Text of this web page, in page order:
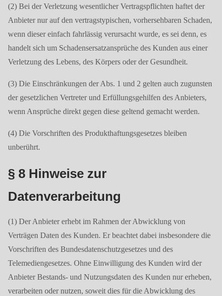
(2) Bei der Verletzung wesentlicher Vertragspflichten haftet der
Anbieter nur auf den vertragstypischen, vorhersehbaren Schaden,
wenn dieser einfach fahrlässig verursacht wurde, es sei denn, es
handelt sich um Schadensersatzansprüche des Kunden aus einer
Verletzung des Lebens, des Körpers oder der Gesundheit.
(3) Die Einschränkungen der Abs. 1 und 2 gelten auch zugunsten
der gesetzlichen Vertreter und Erfüllungsgehilfen des Anbieters,
wenn Ansprüche direkt gegen diese geltend gemacht werden.
(4) Die Vorschriften des Produkthaftungsgesetzes bleiben
unberührt.
§ 8 Hinweise zur
Datenverarbeitung
(1) Der Anbieter erhebt im Rahmen der Abwicklung von
Verträgen Daten des Kunden. Er beachtet dabei insbesondere die
Vorschriften des Bundesdatenschutzgesetzes und des
Telemediengesetzes. Ohne Einwilligung des Kunden wird der
Anbieter Bestands- und Nutzungsdaten des Kunden nur erheben,
verarbeiten oder nutzen, soweit dies für die Abwicklung des